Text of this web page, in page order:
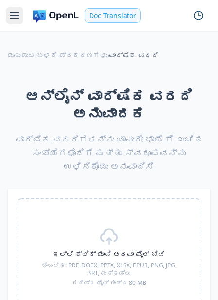
Doc Translator
ಮುಖಪುಟ ›ಬಳಕೆ ಪ್ರಕರಣಗಳು›ವಾರ್ಷಿಕ ವರದಿ
ಆನ್ಲೈನ್ ವಾರ್ಷಿಕ ವರದಿ
ಅನುವಾದಕ
ವಾರ್ಷಿಕ ವರದಿಗಳನ್ನು ಯಾವುದೇ ಭಾಷೆ ಗೆ ಖಚಿತ
ಸಂಖ್ಯೆಗಳೊಂದಿಗೆ ಮತ್ತು ಸ್ವರೂಪವನ್ನು
ಉಳಿಸಿಕೊಂಡು ಅನುವಾದಿಸಿ
ಇಲ್ಲಿ ಕ್ಲಿಕ್ ಮಾಡಿ ಅಥವಾ ಫೈಲ್ ಬಿಡಿ
ಬೆಂಬಲಿತ: PDF, DOCX, PPTX, XLSX, EPUB, PNG, JPG,
SRT, ಮತ್ತಷ್ಟು
ಗರಿಷ್ಠ ಫೈಲ್ ಗಾತ್ರ 80 MB